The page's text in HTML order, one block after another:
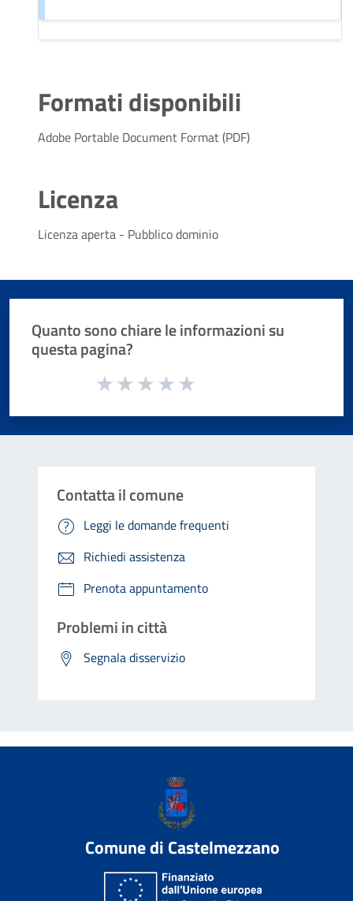
Formati disponibili
Adobe Portable Document Format (PDF)
Licenza
Licenza aperta - Pubblico dominio
Quanto sono chiare le informazioni su
questa pagina?
Valuta da 1 a 5 stelle la pagina
Contatta il comune
Leggi le domande frequenti
Richiedi assistenza
Prenota appuntamento
Problemi in città
Segnala disservizio
Comune di Castelmezzano